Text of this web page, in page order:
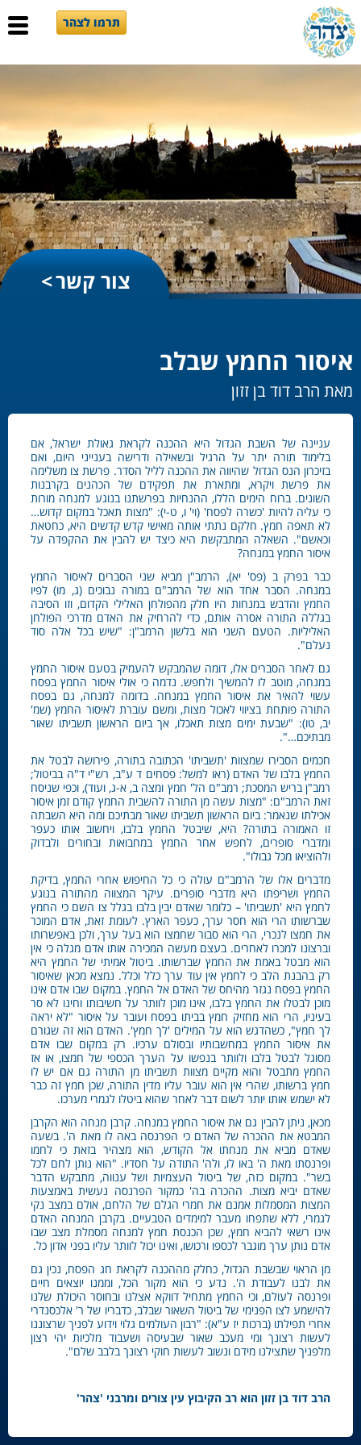
תרמו לצהר
צור קשר
איסור החמץ שבלב
מאת הרב דוד בן זזון
עניינה של השבת הגדול היא ההכנה לקראת גאולת ישראל, אם
בלימוד תורה יתר על הרגיל ובשאילה ודרישה בענייני היום, ואם
בזיכרון הנס הגדול שהיווה את ההכנה לליל הסדר. פרשת צו משלימה
את פרשת ויקרא, ומתארת את תפקידם של הכהנים בקרבנות
השונים. ברוח הימים הללו, ההנחיות בפרשתנו בנוגע למנחה מורות
כי עליה להיות 'כשרה לפסח' (וי' ו, ט-י): "מצות תאכל במקום קדוש…
לא תאפה חמץ. חלקם נתתי אותה מאישי קדש קדשים היא, כחטאת
וכאשם". השאלה המתבקשת היא כיצד יש להבין את ההקפדה על
איסור החמץ במנחה?
כבר בפרק ב (פס' יא), הרמב"ן מביא שני הסברים לאיסור החמץ
במנחה. הסבר אחד הוא של הרמב"ם במורה נבוכים (ג, מו) לפיו
החמץ והדבש במנחות היו חלק מהפולחן האלילי הקדום, וזו הסיבה
בגללה התורה אסרה אותם, כדי להרחיק את האדם מדרכי הפולחן
האליליות. הטעם השני הוא בלשון הרמב"ן: "שיש בכל אלה סוד
נעלם".
גם לאחר הסברים אלו, דומה שהמבקש להעמיק בטעם איסור החמץ
במנחה, מוטב לו להמשיך ולחפש. נדמה כי אולי איסור החמץ בפסח
עשוי להאיר את איסור החמץ במנחה. בדומה למנחה, גם בפסח
התורה פותחת בציווי לאכול מצות, ומשם עוברת לאיסור החמץ (שמ'
יב, טו): "שבעת ימים מצות תאכלו, אך ביום הראשון תשביתו שאור
מבתיכם…".
חכמים הסבירו שמצוות 'תשביתו' הכתובה בתורה, פירושה לבטל את
החמץ בלבו של האדם (ראו למשל: פסחים ד ע"ב, רש"י ד"ה בביטול;
רמב"ן בריש המסכת; רמב"ם הל' חמץ ומצה ב, א-ג, ועוד), וכפי שניסח
זאת הרמב"ם: "מצות עשה מן התורה להשבית החמץ קודם זמן איסור
אכילתו שנאמר: ביום הראשון תשביתו שאור מבתיכם ומה היא השבתה
זו האמורה בתורה? היא, שיבטל החמץ בלבו, ויחשוב אותו כעפר
ומדברי סופרים, לחפש אחר החמץ במחבואות ובחורים ולבדוק
ולהוציאו מכל גבולו".
מדברים אלו של הרמב"ם עולה כי כל החיפוש אחרי החמץ, בדיקת
החמץ ושריפתו היא מדברי סופרים. עיקר המצווה מהתורה בנוגע
לחמץ היא 'תשביתו' – כלומר שאדם יבין בלבו בגלל צו השם כי החמץ
שברשותו הרי הוא חסר ערך, כעפר הארץ. לעומת זאת, אדם המוכר
את חמצו לנכרי, הרי הוא סבור שחמצו הוא בעל ערך, ולכן באפשרותו
וברצונו למכרו לאחרים. בעצם מעשה המכירה אותו אדם מגלה כי אין
הוא מבטל באמת את החמץ שברשותו. ביטול אמיתי של החמץ היא
רק בהבנת הלב כי לחמץ אין עוד ערך כלל וכלל. נמצא מכאן שאיסור
החמץ בפסח נגזר מהיחס של האדם אל החמץ. במקום שבו אדם אינו
מוכן לבטלו את החמץ בלבו, אינו מוכן לוותר על חשיבותו וחינו לא סר
בעיניו, הרי הוא מחזיק חמץ בביתו בפסח ועובר על איסור "לא יראה
לך חמץ", כשהדגש הוא על המילים 'לך חמץ'. האדם הוא זה שגורם
את איסור החמץ במחשבותיו ובסולם ערכיו. רק במקום שבו אדם
מסוגל לבטל בלבו ולוותר בנפשו על הערך הכספי של חמצו, או אז
החמץ מתבטל והוא מקיים מצוות תשביתו מן התורה גם אם יש לו
חמץ ברשותו, שהרי אין הוא עובר עליו מדין התורה, שכן חמץ זה כבר
לא ישמש אותו יותר לשום דבר לאחר שהוא ביטלו לגמרי מערכו.
מכאן, ניתן להבין גם את איסור החמץ במנחה. קרבן מנחה הוא הקרבן
המבטא את ההכרה של האדם כי הפרנסה באה לו מאת ה'. בשעה
שאדם מביא את מנחתו אל הקודש, הוא מצהיר בזאת כי לחמו
ופרנסתו מאת ה' באו לו, ולה' התודה על חסדיו. "הוא נותן לחם לכל
בשר". במקום כזה, של ביטול העצמיות ושל ענווה, מתבקש הדבר
שאדם יביא מצות. ההכרה בה' כמקור הפרנסה נעשית באמצעות
המצות המסמלות אמנם את חמרי הגלם של הלחם, אולם במצב נקי
לגמרי, ללא שתפחו מעבר למימדים הטבעיים. בקרבן המנחה האדם
אינו רשאי להביא חמץ, שכן הכנסת חמץ למנחה מסמלת מצב שבו
אדם נותן ערך מוגבר לכספו ורכושו, ואינו יכול לוותר עליו בפני אדון כל.
מן הראוי שבשבת הגדול, כחלק מההכנה לקראת חג הפסח, נכין גם
את לבנו לעבודת ה'. נדע כי הוא מקור הכל, וממנו יוצאים חיים
ופרנסה לעולם, וכי החמץ מתחיל דווקא אצלנו ובחוסר היכולת שלנו
להישמע לצו הפנימי של ביטול השאור שבלב, כדבריו של ר' אלכסנדרי
אחרי תפילתו (ברכות יז ע"א): "רבון העולמים גלוי וידוע לפניך שרצוננו
לעשות רצונך ומי מעכב שאור שבעיסה ושעבוד מלכיות יהי רצון
מלפניך שתצילנו מידם ונשוב לעשות חוקי רצונך בלבב שלם".
הרב דוד בן זזון הוא רב הקיבוץ עין צורים ומרבני 'צהר'